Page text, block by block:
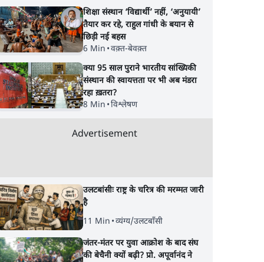
शिक्षा संस्थान ‘विद्यार्थी’ नहीं, ‘अनुयायी’
तैयार कर रहे, राहुल गांधी के बयान से
छिड़ी नई बहस
6 Min •वक़्त-बेवक़्त
क्या 95 साल पुराने भारतीय सांख्यिकी
संस्थान की स्वायत्तता पर भी अब मंडरा
रहा ख़तरा?
8 Min •विश्लेषण
Advertisement
उलटबांसीः राष्ट्र के चरित्र की मरम्मत जारी
है
11 Min •व्यंग्य/उलटबाँसी
जंतर-मंतर पर युवा आक्रोश के बाद संघ
की बेचैनी क्यों बढ़ी? प्रो. अपूर्वानंद ने